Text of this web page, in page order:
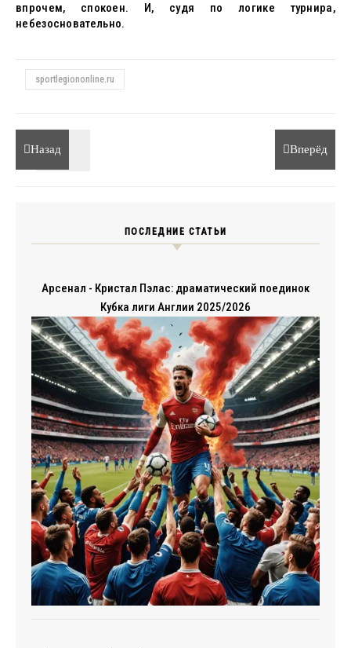
впрочем, спокоен. И, судя по логике турнира,
небезосновательно.
sportlegiononline.ru
Назад Вперёд
ПОСЛЕДНИЕ СТАТЬИ
Арсенал - Кристал Пэлас: драматический поединок
Кубка лиги Англии 2025/2026